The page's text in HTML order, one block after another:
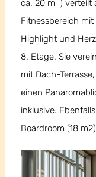
ca. 20 m ) verteilt
Fitnessbereich
Highlight und
8. Etage. Sie
mit Dach-
einen
inklusive.
Boardroom (18